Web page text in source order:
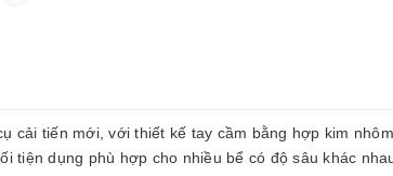
cải tiến mới, với thiết kế tay cầm bằng hợp kim
tiện dụng phù hợp cho nhiều bể có độ sâu khác